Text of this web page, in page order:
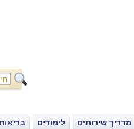
מדריך שירותים לימודים